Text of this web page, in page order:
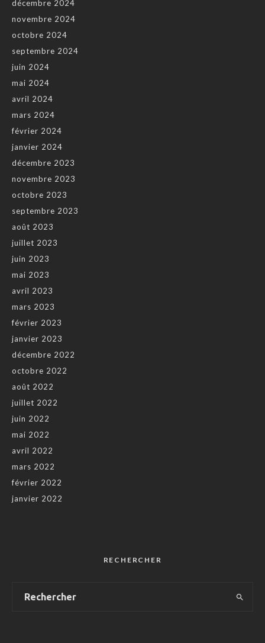
décembre 2024
novembre 2024
octobre 2024
septembre 2024
juin 2024
mai 2024
avril 2024
mars 2024
février 2024
janvier 2024
décembre 2023
novembre 2023
octobre 2023
septembre 2023
août 2023
juillet 2023
juin 2023
mai 2023
avril 2023
mars 2023
février 2023
janvier 2023
décembre 2022
octobre 2022
août 2022
juillet 2022
juin 2022
mai 2022
avril 2022
mars 2022
février 2022
janvier 2022
RECHERCHER